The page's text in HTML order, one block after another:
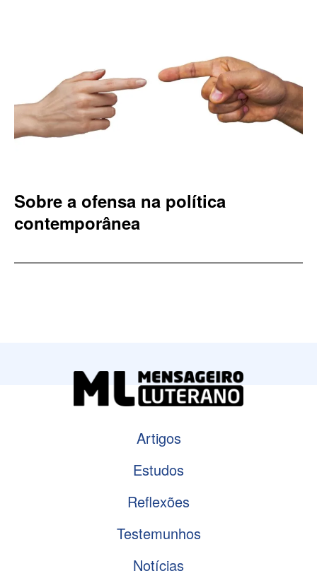
Sobre a ofensa na política
contemporânea
Artigos
Estudos
Reflexões
Testemunhos
Notícias